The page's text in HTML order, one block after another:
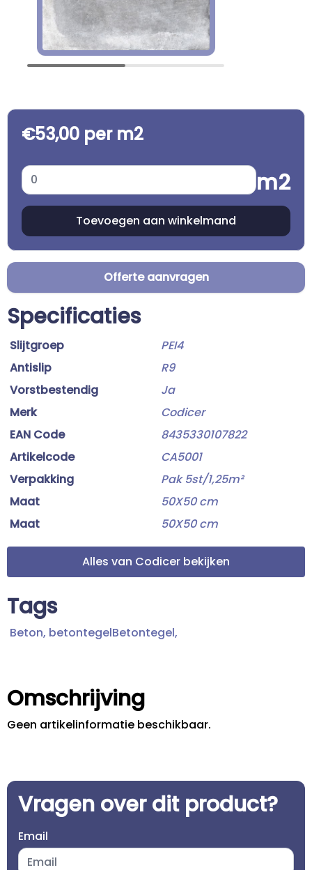
€53,00 per m2
m2
Offerte aanvragen
Specificaties
Slijtgroep
PEI4
Antislip
R9
Vorstbestendig
Ja
Merk
Codicer
EAN Code
8435330107822
Artikelcode
CA5001
Verpakking
Pak 5st/1,25m²
Maat
50X50 cm
Maat
50X50 cm
Alles van Codicer bekijken
Tags
Beton, betontegelBetontegel,
Omschrijving
Geen artikelinformatie beschikbaar.
Vragen over dit product?
Email